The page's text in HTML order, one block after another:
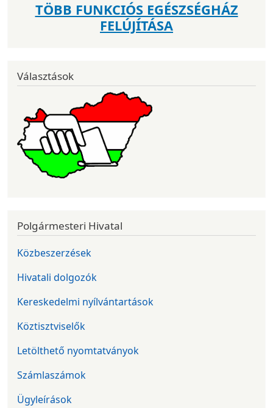
TÖBB FUNKCIÓS EGÉSZSÉGHÁZ
FELÚJÍTÁSA
Választások
Polgármesteri Hivatal
Közbeszerzések
Hivatali dolgozók
Kereskedelmi nyílvántartások
Köztisztviselők
Letölthető nyomtatványok
Számlaszámok
Ügyleírások